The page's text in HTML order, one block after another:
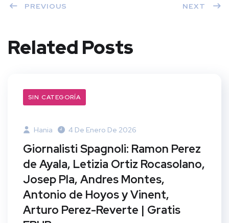
PREVIOUS NEXT
Related Posts
SIN CATEGORÍA
Hania 4 De Enero De 2026
Giornalisti Spagnoli: Ramon Perez
de Ayala, Letizia Ortiz Rocasolano,
Josep Pla, Andres Montes,
Antonio de Hoyos y Vinent,
Arturo Perez-Reverte | Gratis